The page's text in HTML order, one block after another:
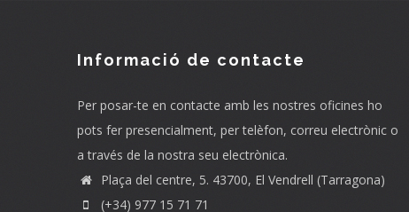
Informació de contacte
Per posar-te en contacte amb les nostres oficines ho
pots fer presencialment, per telèfon, correu electrònic o
a través de la nostra seu electrònica.
Plaça del centre, 5. 43700, El Vendrell (Tarragona)
(+34) 977 15 71 71